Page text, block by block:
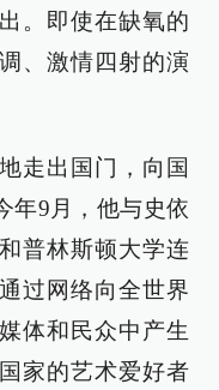
。即使在缺氧的
、激情四射的演
走出国门，向国
年9月，他与史依
普林斯顿大学连
过网络向全世界
体和民众中产生
家的艺术爱好者